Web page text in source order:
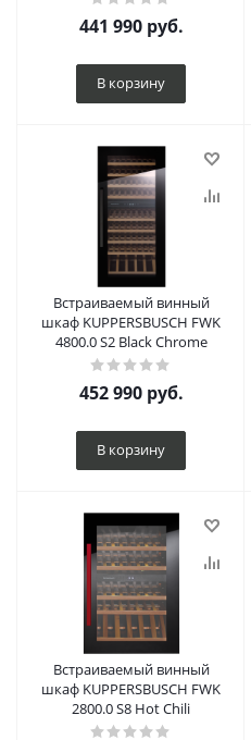
441 990руб.
В корзину
Встраиваемый винный
шкаф KUPPERSBUSCH FWK
4800.0 S2 Black Chrome
452 990руб.
В корзину
Встраиваемый винный
шкаф KUPPERSBUSCH FWK
2800.0 S8 Hot Chili